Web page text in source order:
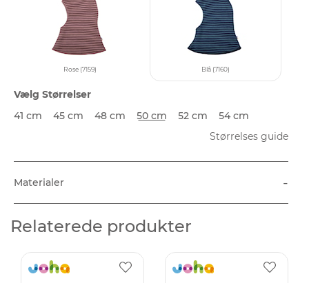
Rose (7159) Blå (7160)
Vælg Størrelser
41 cm
45 cm 48 cm 50 cm 52 cm
54 cm
Størrelses guide
Materialer -
Relaterede produkter